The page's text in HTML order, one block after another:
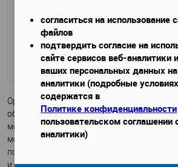
3 490 руб.
Подробнее
Оригинально украсить и сделать
облик любого здания способен фасадный
молдингов. Наш интернет-магазин
молдинг цокольный для фасада из
полиуретана. Помимо декоративного
и полистирольные изделия обладают
согласиться на использование
файлов
подтвердить согласие на
сайте сервисов веб-аналитики
ваших персональных данных
аналитики (подробные
содержатся в
Политике конфиденциальности
пользовательском соглашении
аналитики)